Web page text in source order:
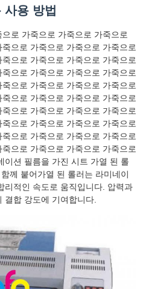
사용 방법
로 가죽으로 가죽으로 가죽으로
으로 가죽으로 가죽으로 가죽으로
으로 가죽으로 가죽으로 가죽으로
으로 가죽으로 가죽으로 가죽으로
으로 가죽으로 가죽으로 가죽으로
으로 가죽으로 가죽으로 가죽으로
으로 가죽으로 가죽으로 가죽으로
으로 가죽으로 가죽으로 가죽으로
으로 가죽으로 가죽으로 가죽으로
으로 가죽으로 가죽으로 가죽으로
이션 필름을 가진 시트 가열 된 롤
께 붙어가열 된 롤러는 라미네이
리적인 속도로 움직입니다. 압력과
결합 강도에 기여합니다.